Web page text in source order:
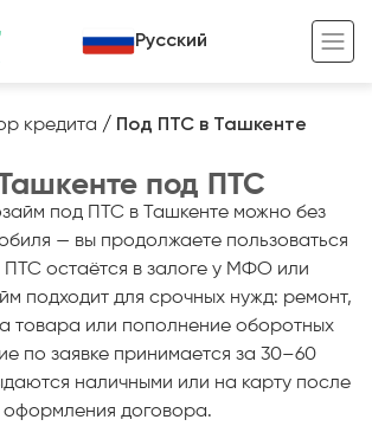
авто
недвижимости
спецтехники
вашего кредита
Русский
кредита / Под ПТС в Ташкенте
под ПТС
под ПТС в Ташкенте можно без
— вы продолжаете пользоваться
остаётся в залоге у МФО или
подходит для срочных нужд: ремонт,
товара или пополнение оборотных
по заявке принимается за 30–60
наличными или на карту после
договора.